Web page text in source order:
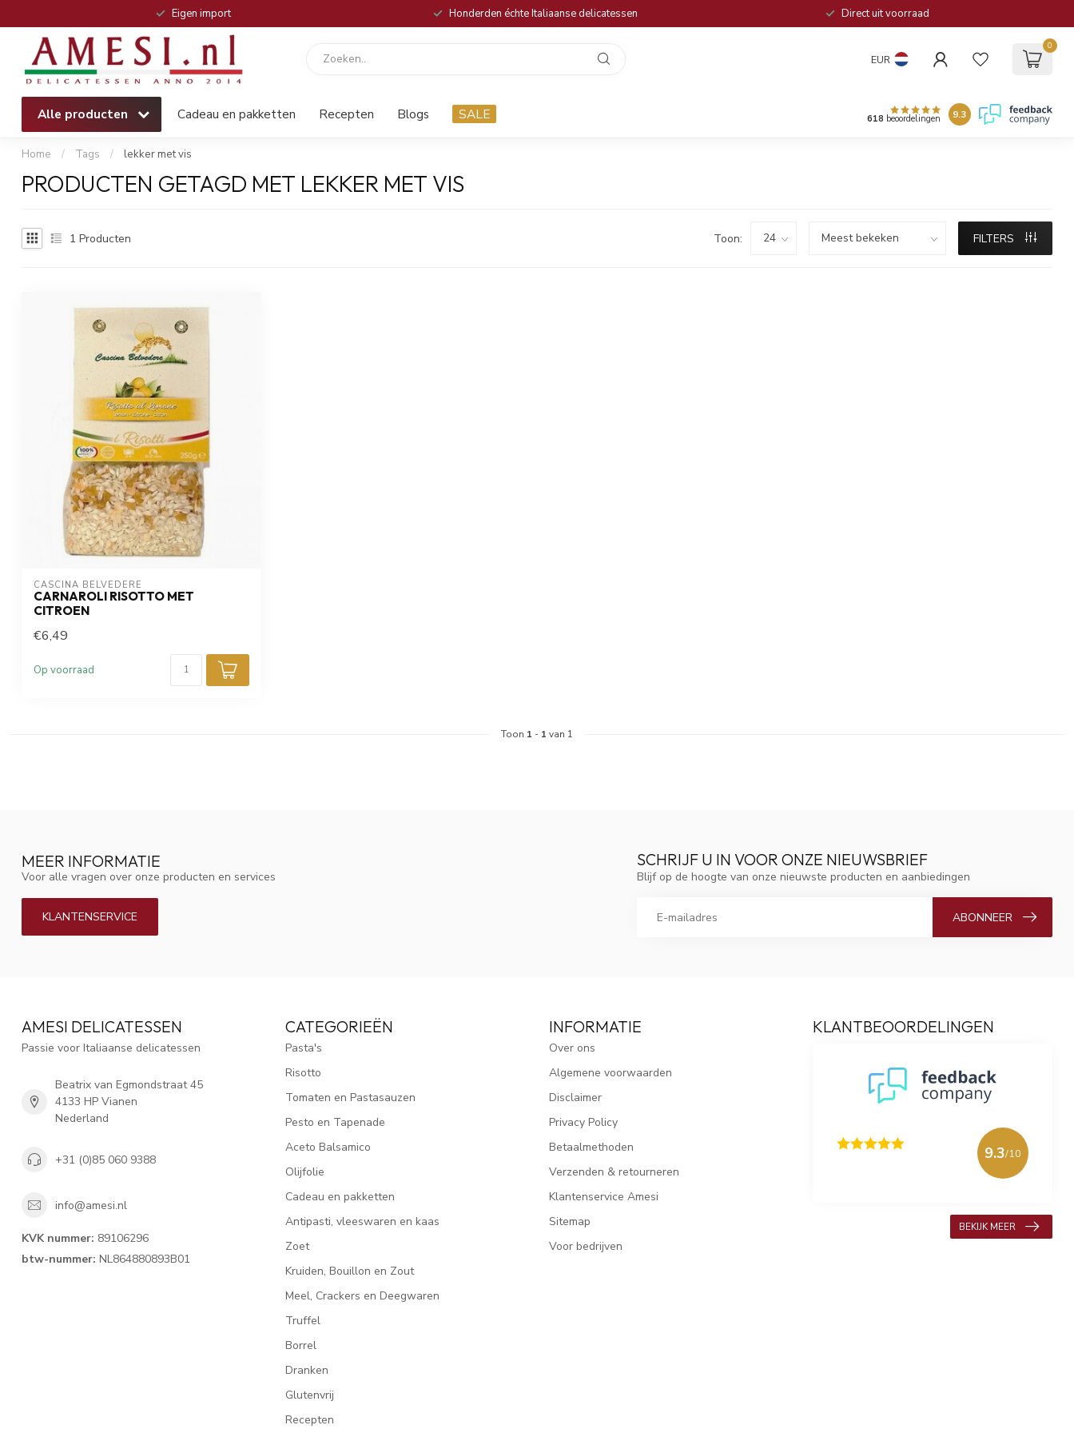
Eigen import Honderden échte Italiaanse delicatessen Direct uit voorraad
EUR
0
Alle producten Cadeau en pakketten Recepten Blogs SALE 618 beoordelingen 9.3
Home / Tags / lekker met vis
PRODUCTEN GETAGD MET LEKKER MET VIS
1 Producten Toon: FILTERS
CASCINA BELVEDERE
CARNAROLI RISOTTO MET
CITROEN
€6,49
Op voorraad
Toon 1 - 1 van 1
MEER INFORMATIE
Voor alle vragen over onze producten en services
KLANTENSERVICE
SCHRIJF U IN VOOR ONZE NIEUWSBRIEF
Blijf op de hoogte van onze nieuwste producten en aanbiedingen
ABONNEER
AMESI DELICATESSEN
Passie voor Italiaanse delicatessen
Beatrix van Egmondstraat 45
4133 HP Vianen
Nederland
+31 (0)85 060 9388
info@amesi.nl
KVK nummer: 89106296
btw-nummer: NL864880893B01
CATEGORIEËN
Pasta's
Risotto
Tomaten en Pastasauzen
Pesto en Tapenade
Aceto Balsamico
Olijfolie
Cadeau en pakketten
Antipasti, vleeswaren en kaas
Zoet
Kruiden, Bouillon en Zout
Meel, Crackers en Deegwaren
Truffel
Borrel
Dranken
Glutenvrij
Recepten
INFORMATIE
Over ons
Algemene voorwaarden
Disclaimer
Privacy Policy
Betaalmethoden
Verzenden & retourneren
Klantenservice Amesi
Sitemap
Voor bedrijven
KLANTBEOORDELINGEN
9.3/10
BEKIJK MEER